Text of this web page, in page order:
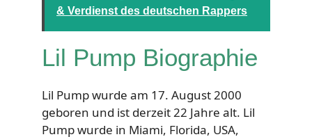
& Verdienst des deutschen Rappers
Lil Pump Biographie
Lil Pump wurde am 17. August 2000
geboren und ist derzeit 22 Jahre alt. Lil
Pump wurde in Miami, Florida, USA,